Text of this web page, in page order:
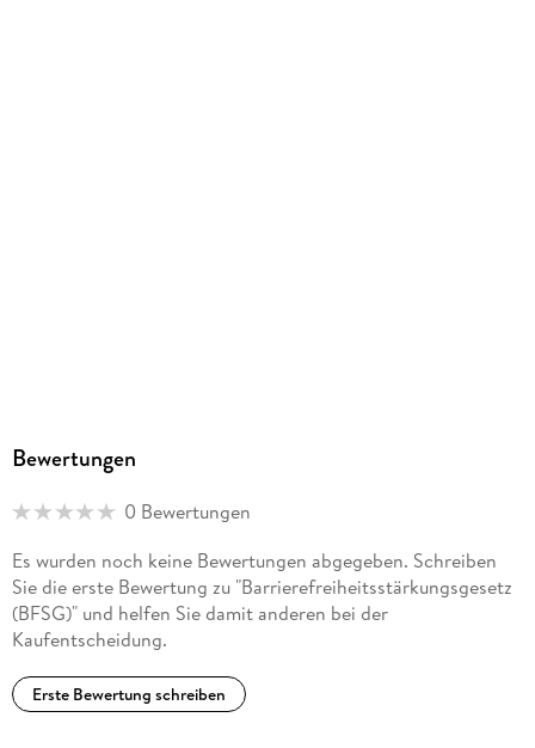
Bewertungen
0 Bewertungen
Es wurden noch keine Bewertungen abgegeben. Schreiben
Sie die erste Bewertung zu "Barrierefreiheitsstärkungsgesetz
(BFSG)" und helfen Sie damit anderen bei der
Kaufentscheidung.
Erste Bewertung schreiben